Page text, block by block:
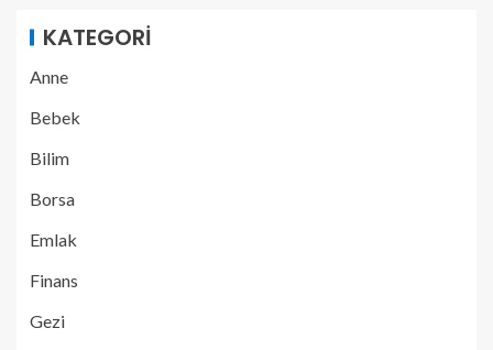
KATEGORI
Anne
Bebek
Bilim
Borsa
Emlak
Finans
Gezi